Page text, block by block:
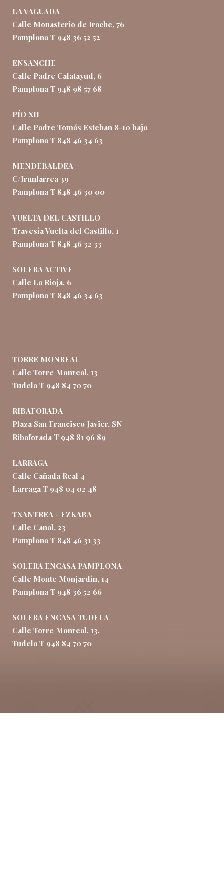
LA VAGUADA
Calle Monasterio de Irache, 76
Pamplona T 948 36 52 52
ENSANCHE
Calle Padre Calatayud, 6
Pamplona T 948 98 57 68
PÍO XII
Calle Padre Tomás Esteban 8-10 bajo
Pamplona T 848 46 34 63
MENDEBALDEA
C/Irunlarrea 39
Pamplona T 848 46 30 00
VUELTA DEL CASTILLO
Travesía Vuelta del Castillo, 1
Pamplona T 848 46 32 33
SOLERA ACTIVE
Calle La Rioja, 6
Pamplona T 848 46 34 63
TORRE MONREAL
Calle Torre Monreal, 13
Tudela T 948 84 70 70
RIBAFORADA
Plaza San Francisco Javier, SN
Ribaforada T 948 81 96 89
LARRAGA
Calle Cañada Real 4
Larraga T 948 04 02 48
TXANTREA - EZKABA
Calle Canal, 23
Pamplona T 848 46 31 33
SOLERA ENCASA PAMPLONA
Calle Monte Monjardín, 14
Pamplona T 948 36 52 66
SOLERA ENCASA TUDELA
Calle Torre Monreal, 13,
Tudela T 948 84 70 70